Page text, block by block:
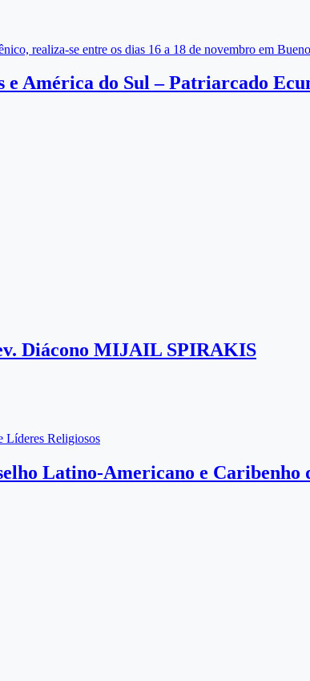
realiza-se entre os dias 16 a 18 de novembro em
América do Sul – Patriarcado
Diácono MIJAIL SPIRAKIS
Líderes Religiosos
Latino-Americano e Caribenho